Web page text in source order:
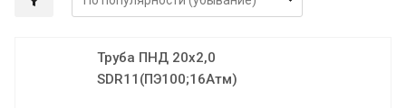
Труба ПНД 20х2,0
SDR11(ПЭ100;16Атм)